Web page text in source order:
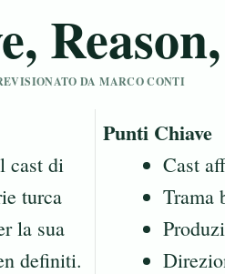
DA MARCO CONTI
cast di
turca
la sua
definiti.
Punti Chiave
Cast
Trama